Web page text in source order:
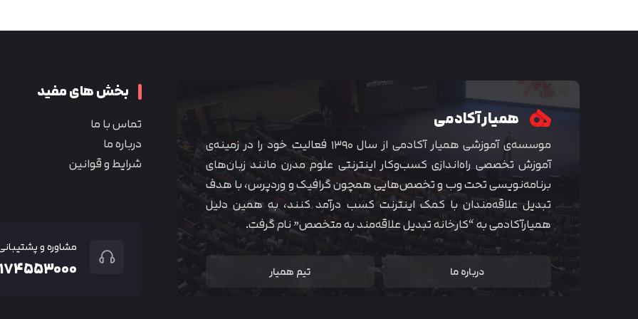
همیار آکادمی
موسسه‌ی آموزشی همیار آکادمی از سال ۱۳۹۰ فعالیت خود را در زمینه‌ی
آموزش تخصصی راه‌اندازی کسب‌و‌کار اینترنتی علوم مدرن مانند زبان‌های
برنامه‌نویسی تحت وب و تخصص‌هایی همچون گرافیک و وردپرس، با هدف
تبدیل علاقه‌مندان با کمک اینترنت کسب درآمد کنند، به همین دلیل
همیارآکادمی به “کارخانه تبدیل علاقه‌مند به متخصص” نام گرفت.
درباره ما تیم همیار
بخش های مفید
تماس با ما
درباره ما
شرایط و قوانین
مشاوره و